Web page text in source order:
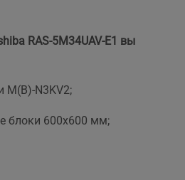
RAS-5M34UAV-E1 вы
M(B)-N3KV2;
блоки 600х600 мм;